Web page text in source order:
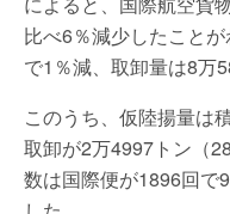
比べ6％減少したこと
で1％減、取卸量は8万
このうち、仮陸揚量は
取卸が2万4997トン（
数は国際便が1896回で